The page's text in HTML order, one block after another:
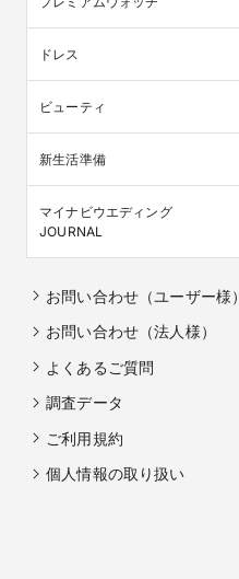
ドレス
ビューティ
新生活準備
マイナビウエディング
JOURNAL
お問い合わせ（ユーザー様）
お問い合わせ（法人様）
よくあるご質問
調査データ
ご利用規約
個人情報の取り扱い